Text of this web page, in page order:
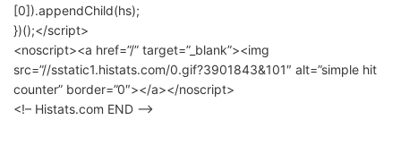
[0]).appendChild(hs);
})();</script>
<noscript><a href=”/” target=”_blank”><img
src=”//sstatic1.histats.com/0.gif?3901843&101″ alt=”simple hit
counter” border=”0″></a></noscript>
<!– Histats.com END –>